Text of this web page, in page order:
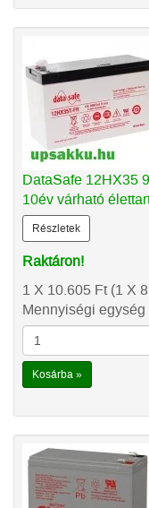
DataSafe 12HX35
10év várható
Részletek
Raktáron!
1 X 10.605 Ft(1 X
Mennyiségi
Kosárba »